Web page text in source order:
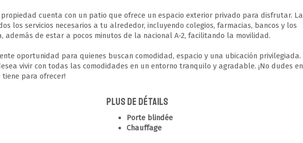
cuenta con un patio que ofrece un espacio exterior privado para disfrutar. La
los servicios necesarios a tu alrededor, incluyendo colegios, farmacias, bancos y los
además de estar a pocos minutos de la nacional A-2, facilitando la movilidad.
oportunidad para quienes buscan comodidad, espacio y una ubicación privilegiada.
vivir con todas las comodidades en un entorno tranquilo y agradable. ¡No dudes en
para ofrecer!
Plus de détails
Porte blindée
Chauffage